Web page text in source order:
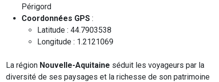
Périgord
Coordonnées GPS :
Latitude : 44.7903538
Longitude : 1.2121069
La région Nouvelle-Aquitaine séduit les voyageurs par la
diversité de ses paysages et la richesse de son patrimoine